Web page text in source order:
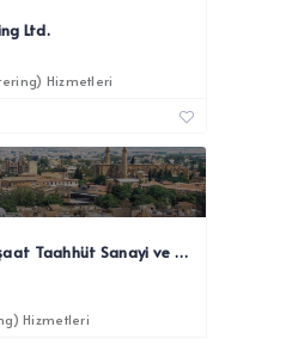
Ltd.
Hizmetleri
Emc Grup Gıda İnşaat Taahhüt Sanayi ve Ticaret Ltd.Şti.
Hizmetleri